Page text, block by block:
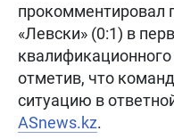
прокомментировал
«Левски» (0:1) в
отметив, что
ситуацию в
ASnews.kz.